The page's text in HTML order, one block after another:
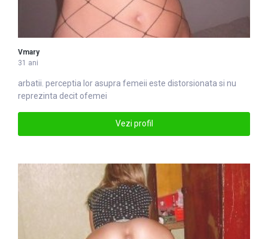
Vmary
31 ani
arbatii. perceptia lor asupra femeii este distorsionata si nu
reprezinta decit ofemei
Vezi profil